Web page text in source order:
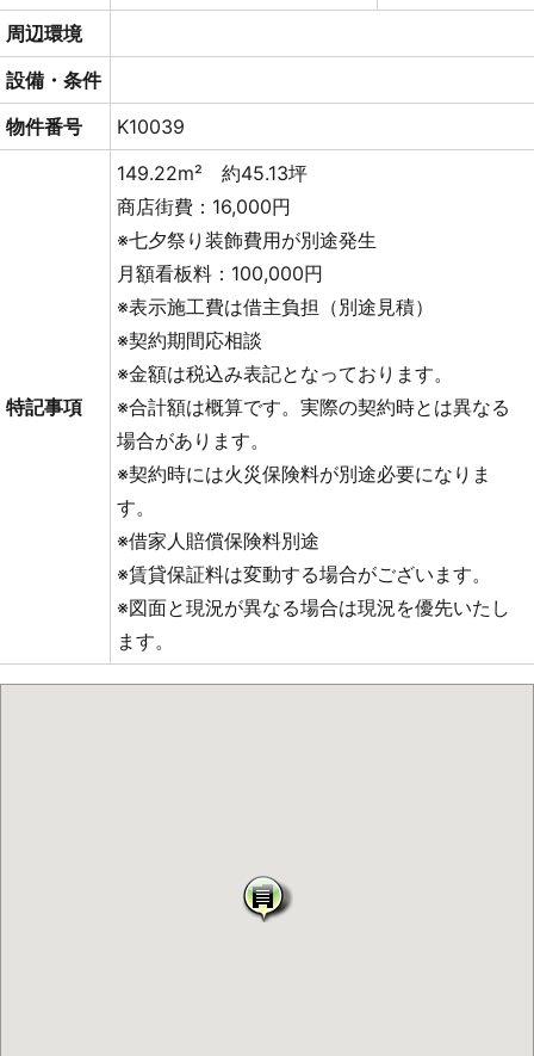
周辺環境
設備・条件
物件番号
K10039
特記事項
149.22m² 約45.13坪
商店街費：16,000円
※七夕祭り装飾費用が別途発生
月額看板料：100,000円
※表示施工費は借主負担（別途見積）
※契約期間応相談
※金額は税込み表記となっております。
※合計額は概算です。実際の契約時とは異なる
場合があります。
※契約時には火災保険料が別途必要になりま
す。
※借家人賠償保険料別途
※賃貸保証料は変動する場合がございます。
※図面と現況が異なる場合は現況を優先いたし
ます。